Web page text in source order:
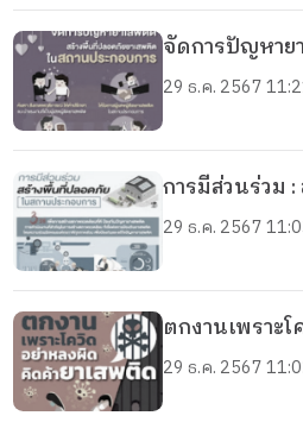
จัดการปัญหาย
29 ธ.ค. 2567
การมีส่วนร่วม
29 ธ.ค. 2567
ตกงานเพราะ
29 ธ.ค. 2567